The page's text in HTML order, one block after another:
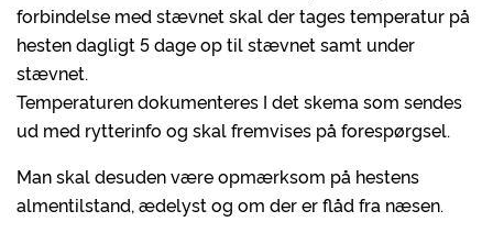
forbindelse med stævnet skal der tages temperatur på
hesten dagligt 5 dage op til stævnet samt under
stævnet.
Temperaturen dokumenteres I det skema som sendes
ud med rytterinfo og skal fremvises på forespørgsel.
Man skal desuden være opmærksom på hestens
almentilstand, ædelyst og om der er flåd fra næsen.